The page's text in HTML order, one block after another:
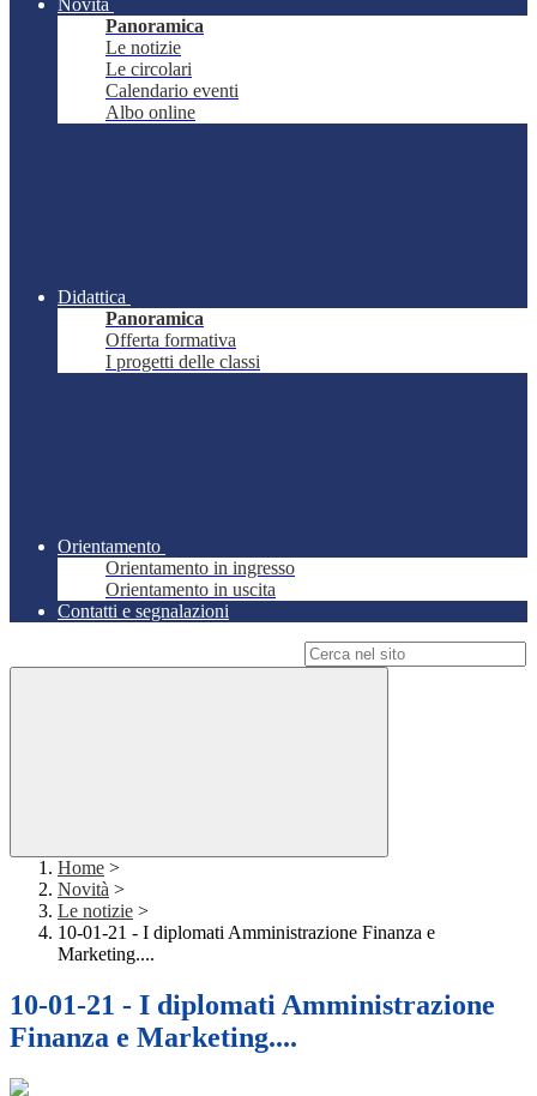
Novità
Panoramica
Le notizie
Le circolari
Calendario eventi
Albo online
Didattica
Panoramica
Offerta formativa
I progetti delle classi
Orientamento
Orientamento in ingresso
Orientamento in uscita
Contatti e segnalazioni
Home >
Novità >
Le notizie >
10-01-21 - I diplomati Amministrazione Finanza e
Marketing....
10-01-21 - I diplomati Amministrazione
Finanza e Marketing....